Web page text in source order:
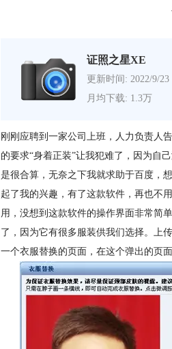
证照之星XE
更新时间: 2022/9/23
月均下载: 1.3万
刚刚应聘到一家公司上班，人力负责人
的要求“身着正装”让我犯难了，因为自
是很合算，无奈之下我就求助于百度，
起了我的兴趣，有了这款软件，再也不
用，没想到这款软件的操作界面非常简
了，因为它有很多服装供我们选择。上
一个衣服替换的页面，在这个弹出的页